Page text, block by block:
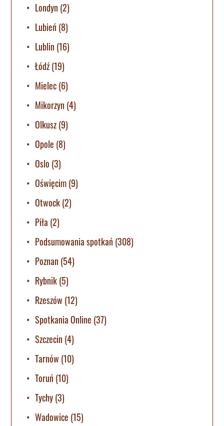
Londyn (2)
Lubień (8)
Lublin (16)
Łódź(19)
Mielec(6)
Mikorzyn (4)
Olkusz(9)
Opole (8)
Oslo (3)
Oświęcim(9)
Otwock(2)
Piła (2)
Podsumowania spotkań (308)
Poznan (54)
Rybnik(5)
Rzeszów (12)
Spotkania Online (37)
Szczecin (4)
Tarnów (10)
Toruń (10)
Tychy(3)
Wadowice (15)